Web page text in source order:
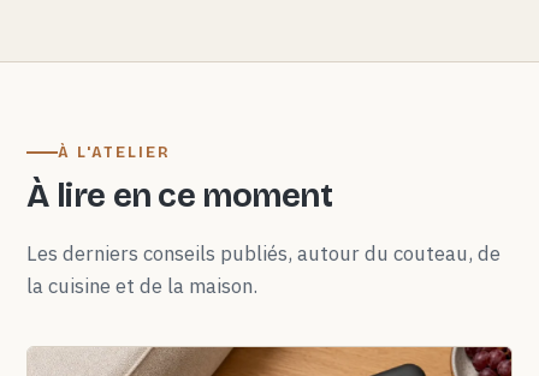
À L'ATELIER
À lire en ce moment
Les derniers conseils publiés, autour du couteau, de
la cuisine et de la maison.